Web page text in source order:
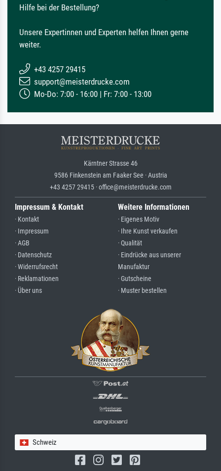
Hilfe bei der Bestellung?
Unsere Expertinnen und Experten helfen Ihnen gerne
weiter.
+43 4257 29415
support@meisterdrucke.com
Mo-Do: 7:00 - 16:00 | Fr: 7:00 - 13:00
Kärntner Strasse 46
9586 Finkenstein am Faaker See · Austria
+43 4257 29415 · office@meisterdrucke.com
Impressum & Kontakt
· Kontakt
· Impressum
· AGB
· Datenschutz
· Widerrufsrecht
· Reklamationen
· Über uns
Weitere Informationen
· Eigenes Motiv
· Ihre Kunst verkaufen
· Qualität
· Eindrücke aus unserer
Manufaktur
· Gutscheine
· Muster bestellen
Schweiz